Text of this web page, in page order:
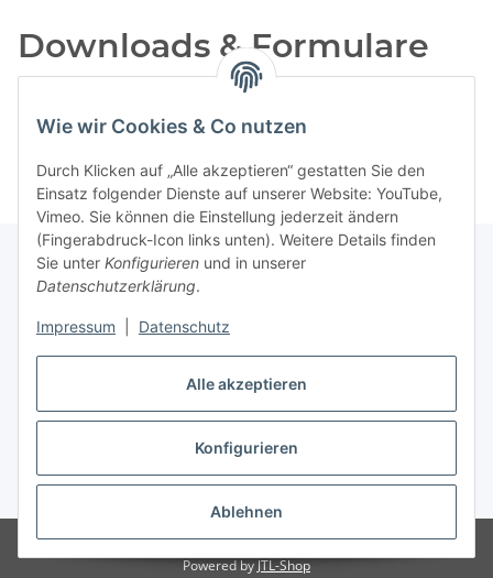
Alle akzeptieren
Konfigurieren
Ablehnen
Wie wir Cookies & Co nutzen
Durch Klicken auf „Alle akzeptieren“ gestatten Sie den
Einsatz folgender Dienste auf unserer Website: YouTube,
Vimeo. Sie können die Einstellung jederzeit ändern
(Fingerabdruck-Icon links unten). Weitere Details finden
Sie unter Konfigurieren und in unserer
Datenschutzerklärung.
Impressum Datenschutz
Downloads & Formulare
Begleitschreiben für Rücksendungen
Infotext für Einbau, Rückversand von Einspritzpumpen
Reklamationsformular
Gesetzliche Informationen
Vertrag widerrufen
* Alle Preise inkl. gesetzlicher USt.
© Autoteilekontor GmbH
Powered byJTL-Shop